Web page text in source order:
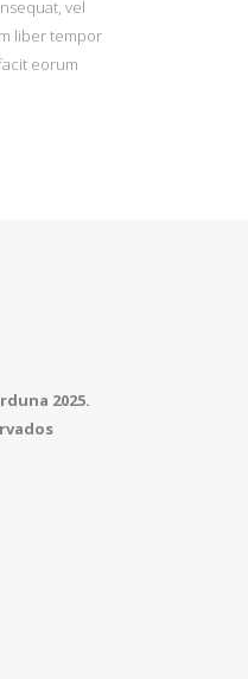
vel
liber tempor
eorum
2025.